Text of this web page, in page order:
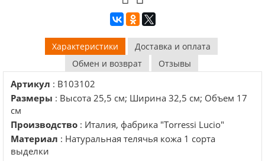
Характеристики
Доставка и оплата
Обмен и возврат
Отзывы
Артикул : B103102
Размеры : Высота 25,5 см; Ширина 32,5 см; Объем 17
см
Производство : Италия, фабрика "Torressi Lucio"
Материал : Натуральная телячья кожа 1 сорта
выделки